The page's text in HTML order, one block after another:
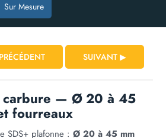
Sur Mesure
SUIVANT ▶
carbure — Ø 20 à 45
fourreaux
SDS+ plafonne :Ø 20 à 45 mm